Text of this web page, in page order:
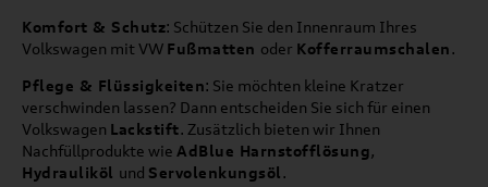
Komfort & Schutz: Schützen Sie den Innenraum Ihres
Volkswagen mit VW Fußmatten oder Kofferraumschalen.
Pflege & Flüssigkeiten: Sie möchten kleine Kratzer
verschwinden lassen? Dann entscheiden Sie sich für einen
Volkswagen Lackstift. Zusätzlich bieten wir Ihnen
Nachfüllprodukte wie AdBlue Harnstofflösung,
Hydrauliköl und Servolenkungsöl.